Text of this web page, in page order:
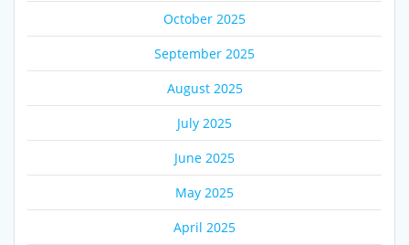
October 2025
September 2025
August 2025
July 2025
June 2025
May 2025
April 2025